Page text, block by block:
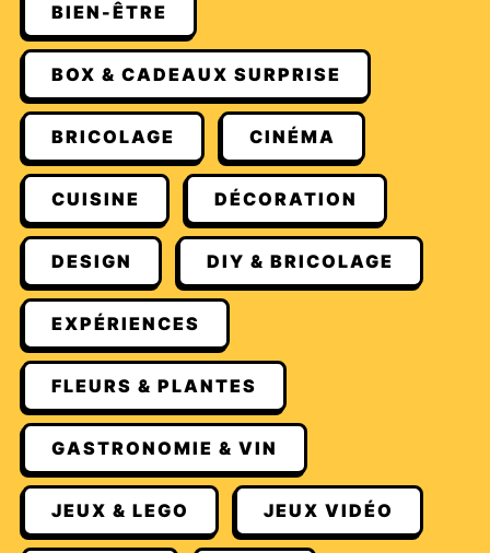
BIEN-ÊTRE
BOX & CADEAUX SURPRISE
BRICOLAGE CINÉMA
CUISINE DÉCORATION
DESIGN DIY & BRICOLAGE
EXPÉRIENCES
FLEURS & PLANTES
GASTRONOMIE & VIN
JEUX & LEGO JEUX VIDÉO